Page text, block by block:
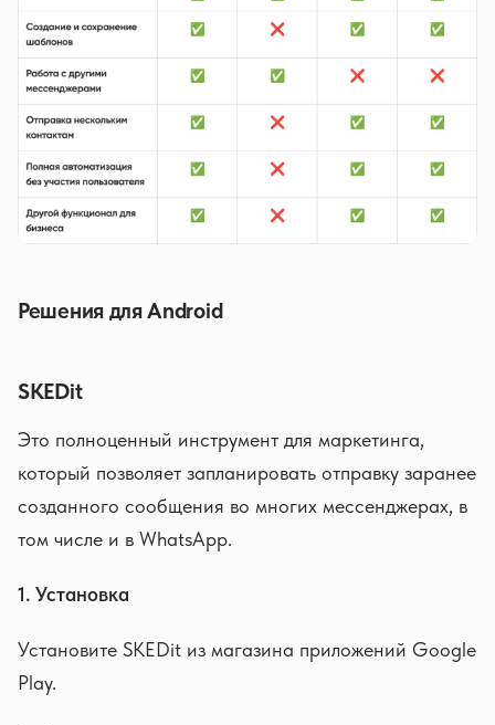
Решения для Android
SKEDit
Это полноценный инструмент для маркетинга,
который позволяет запланировать отправку заранее
созданного сообщения во многих мессенджерах, в
том числе и в WhatsApp.
1. Установка
Установите SKEDit из магазина приложений Google
Play.